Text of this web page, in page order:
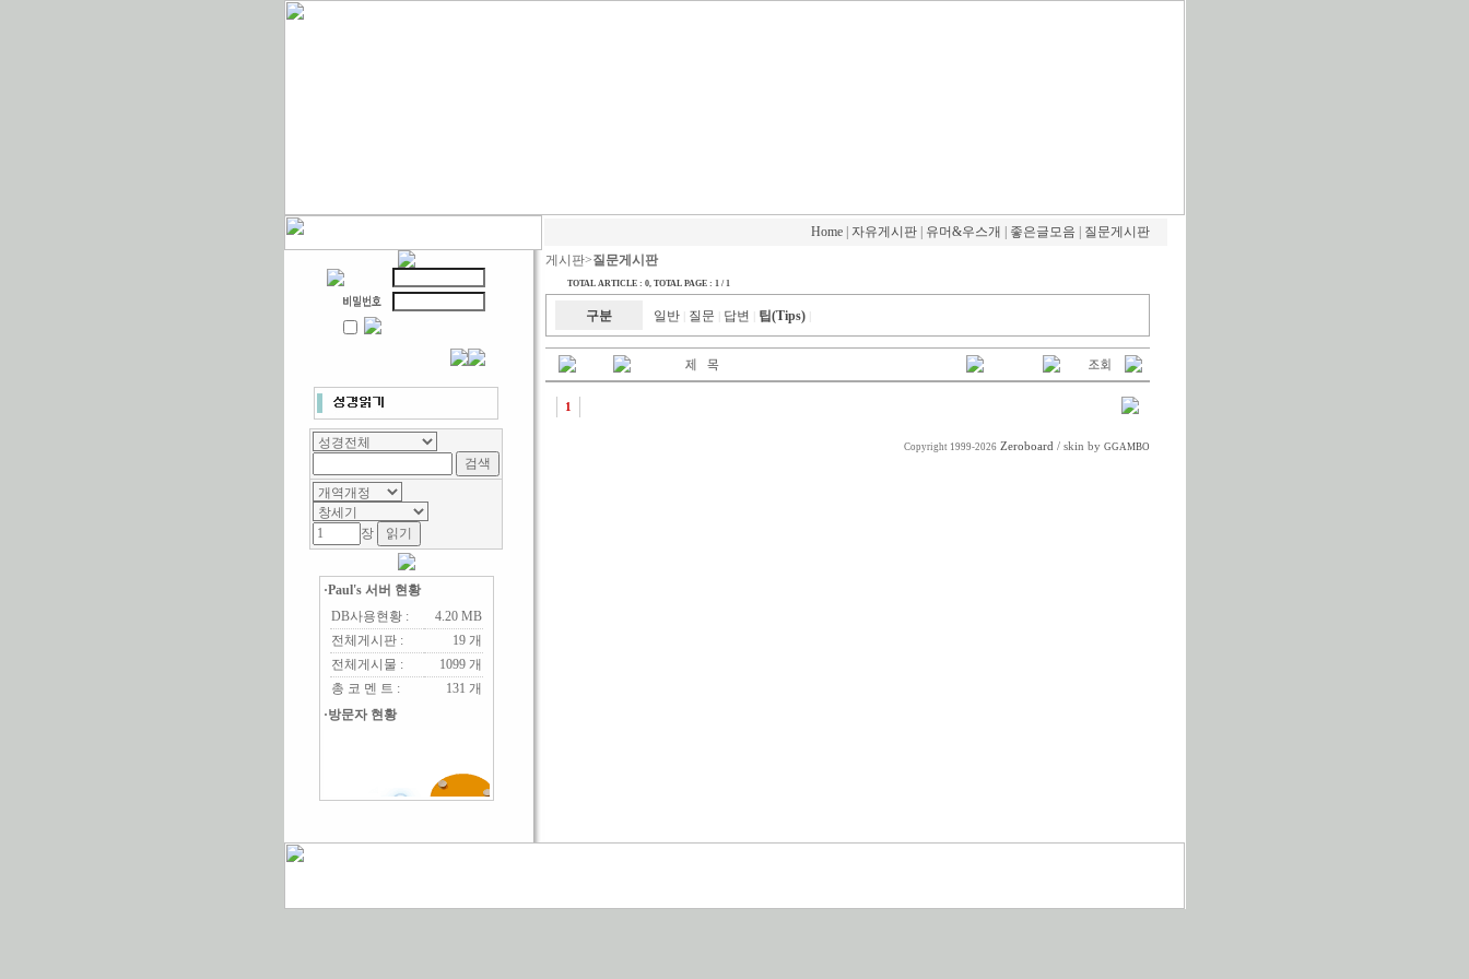
Home| 자유게시판| 유머&우스개 좋은글모음 질문게시판
장
·Paul's 서버 현황
DB사용현황 :
4.20 MB
전체게시판 :
19 개
전체게시물 :
1099 개
총 코 멘 트 :
131 개
·방문자 현황
게시판>질문게시판
TOTAL ARTICLE : 0, TOTAL PAGE : 1 / 1
구분 일반 질문 답변 팁(Tips)
1
Copyright 1999-2026 Zeroboard / skin by GGAMBO